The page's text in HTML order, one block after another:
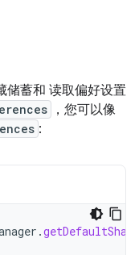
储蓄和 读取偏好设置
，您可以像
:
.